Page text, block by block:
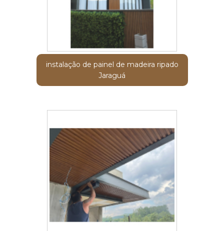
instalação de painel de madeira ripado
Jaraguá